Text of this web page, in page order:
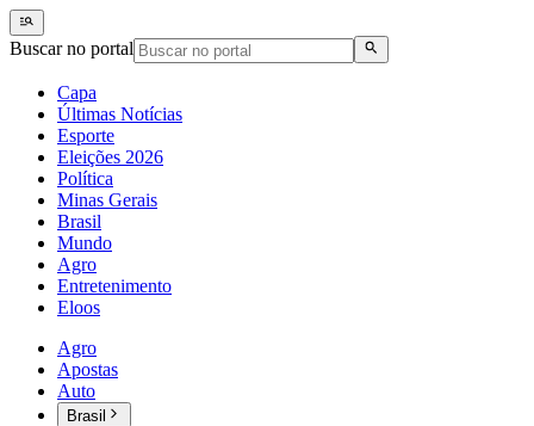
Buscar no portal
Capa
Últimas Notícias
Esporte
Eleições 2026
Política
Minas Gerais
Brasil
Mundo
Agro
Entretenimento
Eloos
Agro
Apostas
Auto
Brasil